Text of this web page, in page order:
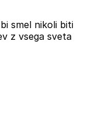
smel nikoli biti
z vsega sveta